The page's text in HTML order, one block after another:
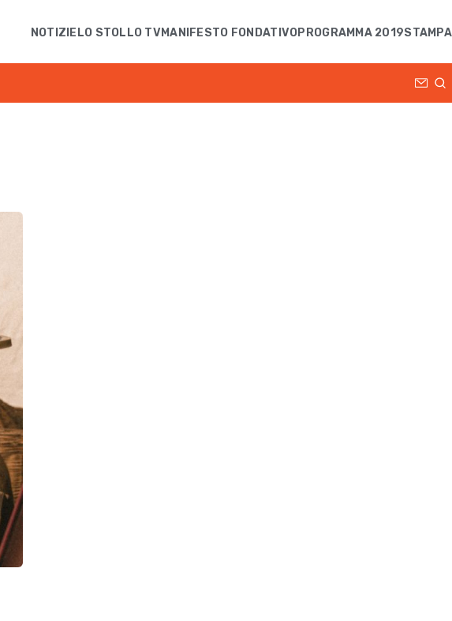
NOTIZIE LO STOLLO TV MANIFESTO FONDATIVOPROGRAMMA 2019STAMPA